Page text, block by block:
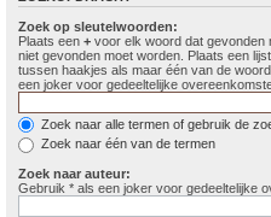
Zoek op sleutelwoorden:
Plaats een + voor elk woord dat gevonden
niet gevonden moet worden. Plaats een
tussen haakjes als maar één van de
een joker voor gedeeltelijke
Zoek naar alle termen of gebruik de
Zoek naar één van de termen
Zoek naar auteur:
Gebruik * als een joker voor gedeeltelijke